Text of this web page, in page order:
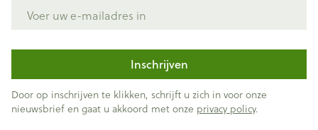
Inschrijven
Door op inschrijven te klikken, schrijft u zich in voor onze
nieuwsbrief en gaat u akkoord met onze privacy policy.